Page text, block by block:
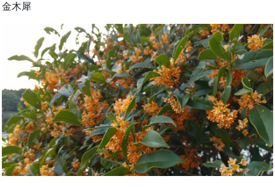
金木犀